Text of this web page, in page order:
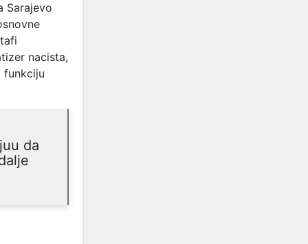
Sarajevo
nacista,
funkciju
da